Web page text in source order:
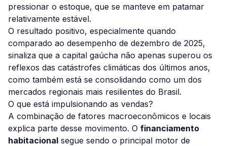
pressionar o estoque, que se manteve em patamar
relativamente estável.
O resultado positivo, especialmente quando
comparado ao desempenho de dezembro de 2025,
sinaliza que a capital gaúcha não apenas superou os
reflexos das catástrofes climáticas dos últimos anos,
como também está se consolidando como um dos
mercados regionais mais resilientes do Brasil.
O que está impulsionando as vendas?
A combinação de fatores macroeconômicos e locais
explica parte desse movimento. O financiamento
habitacional segue sendo o principal motor de